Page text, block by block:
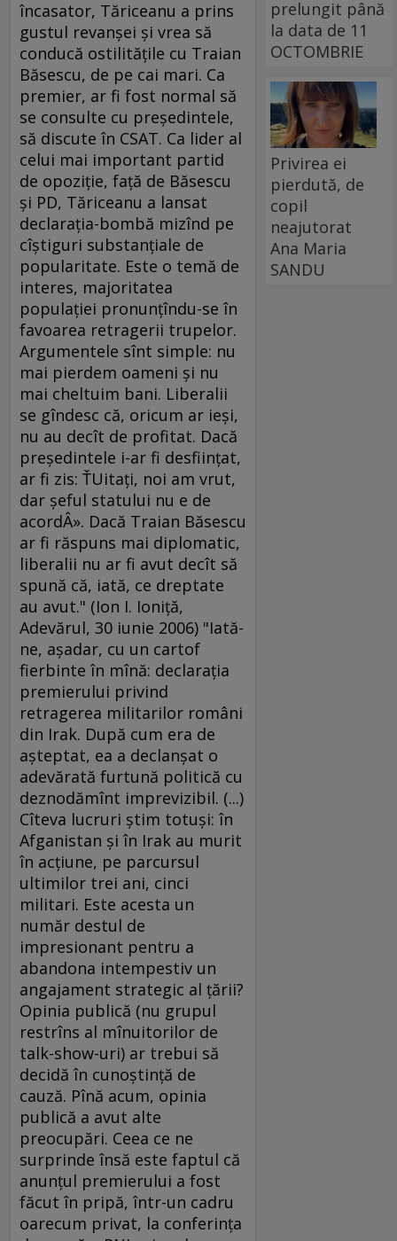
încasator, Tăriceanu a prins
gustul revanşei şi vrea să
conducă ostilităţile cu Traian
Băsescu, de pe cai mari. Ca
premier, ar fi fost normal să
se consulte cu preşedintele,
să discute în CSAT. Ca lider al
celui mai important partid
de opoziţie, faţă de Băsescu
şi PD, Tăriceanu a lansat
declaraţia-bombă mizînd pe
cîştiguri substanţiale de
popularitate. Este o temă de
interes, majoritatea
populaţiei pronunţîndu-se în
favoarea retragerii trupelor.
Argumentele sînt simple: nu
mai pierdem oameni şi nu
mai cheltuim bani. Liberalii
se gîndesc că, oricum ar ieşi,
nu au decît de profitat. Dacă
preşedintele i-ar fi desfiinţat,
ar fi zis: ŤUitaţi, noi am vrut,
dar şeful statului nu e de
acordÂ». Dacă Traian Băsescu
ar fi răspuns mai diplomatic,
liberalii nu ar fi avut decît să
spună că, iată, ce dreptate
au avut." (Ion I. Ioniţă,
Adevărul, 30 iunie 2006) "Iată-
ne, aşadar, cu un cartof
fierbinte în mînă: declaraţia
premierului privind
retragerea militarilor români
din Irak. După cum era de
aşteptat, ea a declanşat o
adevărată furtună politică cu
deznodămînt imprevizibil. (...)
Cîteva lucruri ştim totuşi: în
Afganistan şi în Irak au murit
în acţiune, pe parcursul
ultimilor trei ani, cinci
militari. Este acesta un
număr destul de
impresionant pentru a
abandona intempestiv un
angajament strategic al ţării?
Opinia publică (nu grupul
restrîns al mînuitorilor de
talk-show-uri) ar trebui să
decidă în cunoştinţă de
cauză. Pînă acum, opinia
publică a avut alte
preocupări. Ceea ce ne
surprinde însă este faptul că
anunţul premierului a fost
făcut în pripă, într-un cadru
oarecum privat, la conferinţa
prelungit până
la data de 11
OCTOMBRIE
Privirea ei
pierdută, de
copil
neajutorat
Ana Maria
SANDU